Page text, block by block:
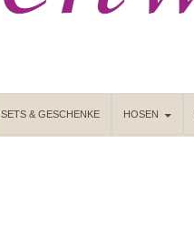
SETS & GESCHENKE HOSEN